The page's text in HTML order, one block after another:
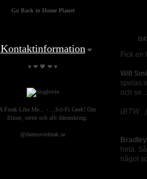
Fick en
Will
spelas
och se.
(BTW,
heta.
något
Go Back to Home Planet
Kontaktinformation ❤
♥ ❤ 🖤 ❤ ♥
@themoviefreak.se